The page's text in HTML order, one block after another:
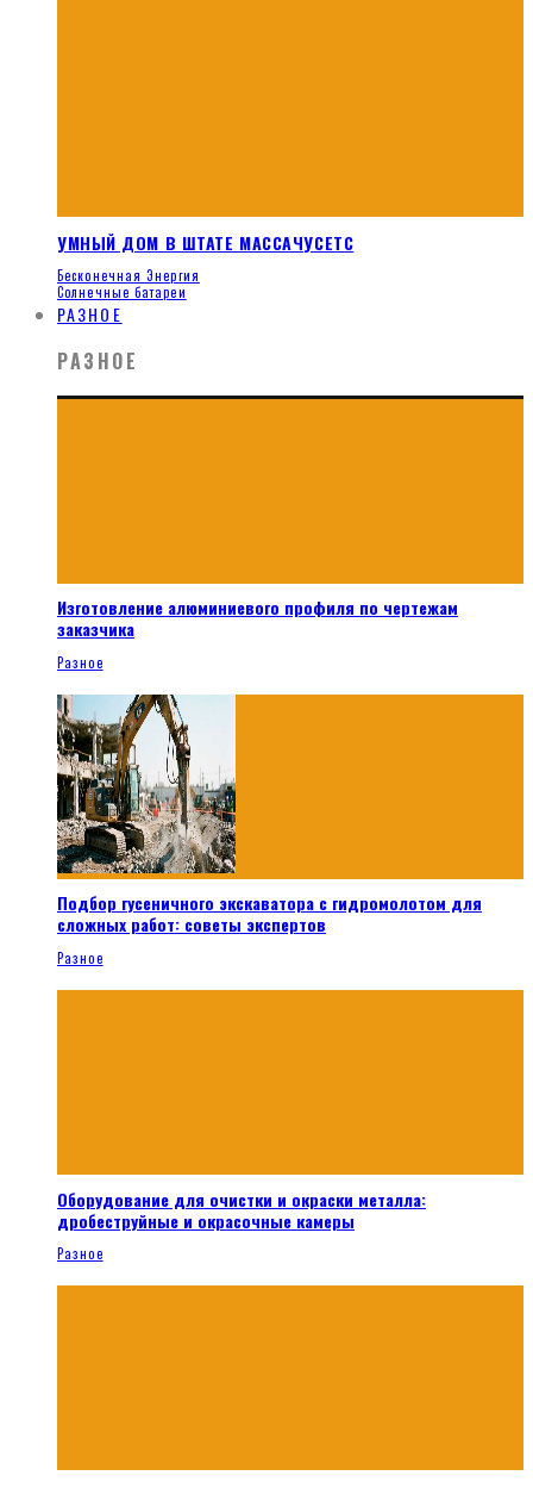
УМНЫЙ ДОМ В ШТАТЕ МАССАЧУСЕТС
Бесконечная Энергия
Солнечные батареи
РАЗНОЕ
РАЗНОЕ
Изготовление алюминиевого профиля по чертежам
заказчика
Разное
Подбор гусеничного экскаватора с гидромолотом для
сложных работ: советы экспертов
Разное
Оборудование для очистки и окраски металла:
дробеструйные и окрасочные камеры
Разное